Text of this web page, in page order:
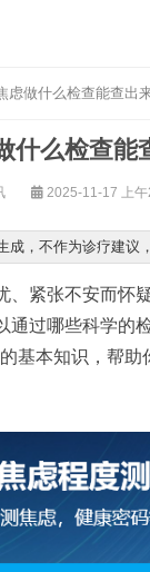
虑做什么检查能查出
什么检查能
2025-11-17 上午
成，不作为诊疗建议
、紧张不安而怀
通过哪些科学的
的基本知识，帮助